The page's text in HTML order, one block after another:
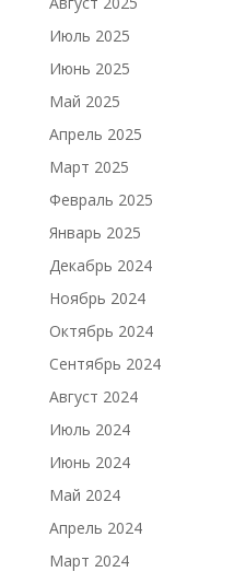
Июль 2025
Июнь 2025
Май 2025
Апрель 2025
Март 2025
Февраль 2025
Январь 2025
Декабрь 2024
Ноябрь 2024
Октябрь 2024
Сентябрь 2024
Август 2024
Июль 2024
Июнь 2024
Май 2024
Апрель 2024
Март 2024